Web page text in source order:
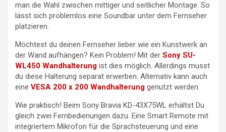
man die Wahl zwischen mittiger und seitlicher Montage. So
lässt sich problemlos eine Soundbar unter dem Fernseher
platzieren.
Möchtest du deinen Fernseher lieber wie ein Kunstwerk an
der Wand aufhängen? Kein Problem! Mit der Sony SU-
WL450 Wandhalterung ist dies möglich. Allerdings musst
du diese Halterung separat erwerben. Alternativ kann auch
eine VESA 200 x 200 Wandhalterung genutzt werden.
Wie praktisch! Beim Sony Bravia KD-43X75WL erhältst Du
gleich zwei Fernbedienungen dazu. Eine Smart Remote mit
integriertem Mikrofon für die Sprachsteuerung und eine